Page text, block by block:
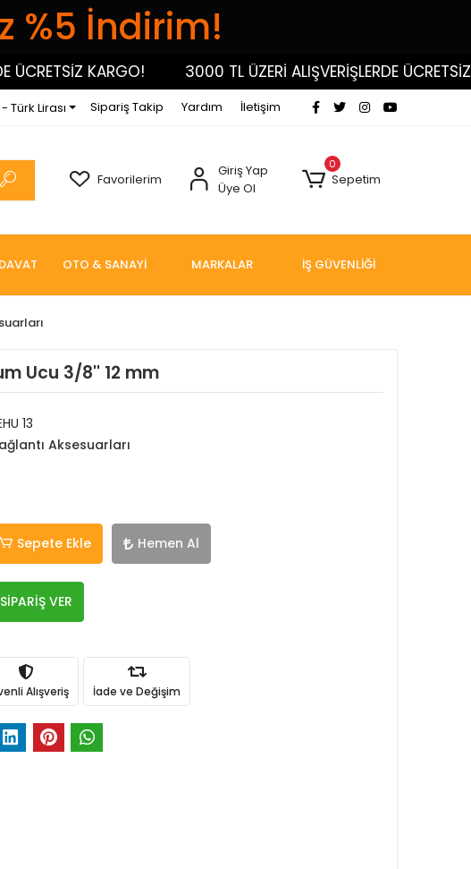
%5 İndirim!
KARGO! 3000 TL ÜZERİ ALIŞVERİŞLERDE ÜCRETSİZ
- Türk Lirası Sipariş Takip Yardım İletişim
Favorilerim
Giriş Yap
Üye Ol
0
Sepetim
OTO & SANAYİ MARKALAR İŞ GÜVENLİĞİ
Ucu 3/8'' 12 mm
13
Aksesuarları
Sepete Ekle Hemen Al
VER
Alışveriş İade ve Değişim